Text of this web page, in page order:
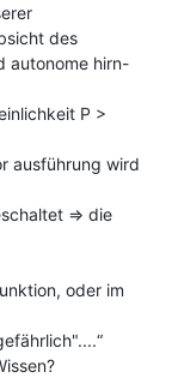
des
autonome hirn-
P >
ausführung wird
=> die
oder im